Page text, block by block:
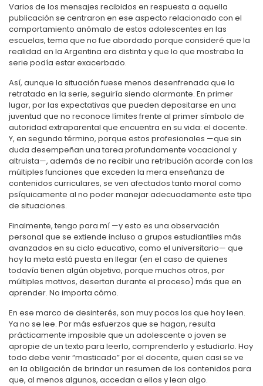
Varios de los mensajes recibidos en respuesta a aquella
publicación se centraron en ese aspecto relacionado con el
comportamiento anómalo de estos adolescentes en las
escuelas, tema que no fue abordado porque consideré que la
realidad en la Argentina era distinta y que lo que mostraba la
serie podía estar exacerbado.
Así, aunque la situación fuese menos desenfrenada que la
retratada en la serie, seguiría siendo alarmante. En primer
lugar, por las expectativas que pueden depositarse en una
juventud que no reconoce límites frente al primer símbolo de
autoridad extraparental que encuentra en su vida: el docente.
Y, en segundo término, porque estos profesionales —que sin
duda desempeñan una tarea profundamente vocacional y
altruista—, además de no recibir una retribución acorde con las
múltiples funciones que exceden la mera enseñanza de
contenidos curriculares, se ven afectados tanto moral como
psíquicamente al no poder manejar adecuadamente este tipo
de situaciones.
Finalmente, tengo para mí —y esto es una observación
personal que se extiende incluso a grupos estudiantiles más
avanzados en su ciclo educativo, como el universitario— que
hoy la meta está puesta en llegar (en el caso de quienes
todavía tienen algún objetivo, porque muchos otros, por
múltiples motivos, desertan durante el proceso) más que en
aprender. No importa cómo.
En ese marco de desinterés, son muy pocos los que hoy leen.
Ya no se lee. Por más esfuerzos que se hagan, resulta
prácticamente imposible que un adolescente o joven se
apropie de un texto para leerlo, comprenderlo y estudiarlo. Hoy
todo debe venir “masticado” por el docente, quien casi se ve
en la obligación de brindar un resumen de los contenidos para
que, al menos algunos, accedan a ellos y lean algo.